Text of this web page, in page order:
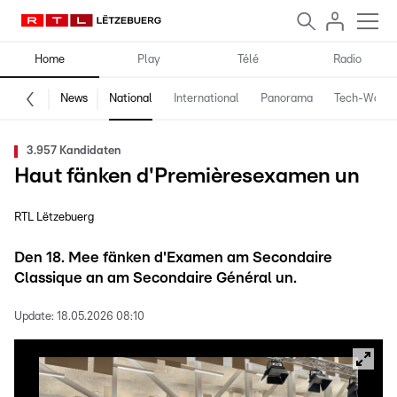
Home Play Télé Radio
News National International Panorama Tech-World
3.957 Kandidaten
Haut fänken d'Premièresexamen un
RTL Lëtzebuerg
Den 18. Mee fänken d'Examen am Secondaire
Classique an am Secondaire Général un.
Update: 18.05.2026 08:10